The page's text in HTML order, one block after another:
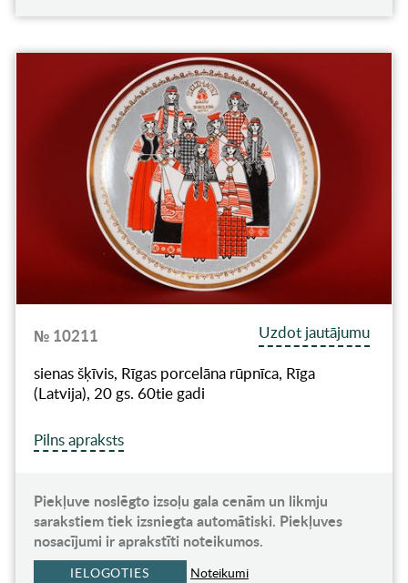
№ 10211
Uzdot jautājumu
sienas šķīvis, Rīgas porcelāna rūpnīca, Rīga
(Latvija), 20 gs. 60tie gadi
Pilns apraksts
Piekļuve noslēgto izsoļu gala cenām un likmju
sarakstiem tiek izsniegta automātiski. Piekļuves
nosacījumi ir aprakstīti noteikumos.
IELOGOTIES Noteikumi